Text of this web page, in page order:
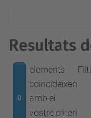
Resultats
0
elements
coincideixen
amb el
vostre criteri